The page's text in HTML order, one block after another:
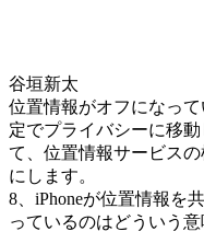
谷垣新太
位置情報がオフになっ
定でプライバシーに移
て、位置情報サービス
にします。
8、iPhoneが位置情報を
っているのはどういう意